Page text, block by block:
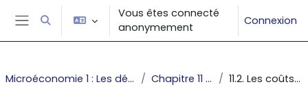
Passer au contenu principal
Panneau latéral
Activer/désactiver la saisie de recherche
Vous êtes connecté
anonymement
Connexion
Microéconomie 1 : Les décisions du producteur et du consommateur Chapitre 11 : Les coûts de production 11.2. Les coûts de production à court terme